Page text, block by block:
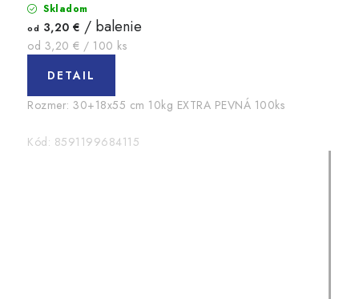
Skladom
od 3,20 € / balenie
Jednotková
od 3,20 € / 100 ks
DETAIL
Rozmer: 30+18x55 cm 10kg EXTRA PEVNÁ 100ks
Kód: 8591199684115